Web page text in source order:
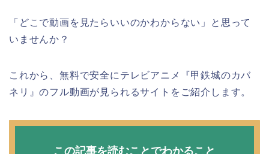
「どこで動画を見たらいいのかわからない」と思って
いませんか？
これから、無料で安全にテレビアニメ『甲鉄城のカバ
ネリ』のフル動画が見られるサイトをご紹介します。
この記事を読むことでわかること